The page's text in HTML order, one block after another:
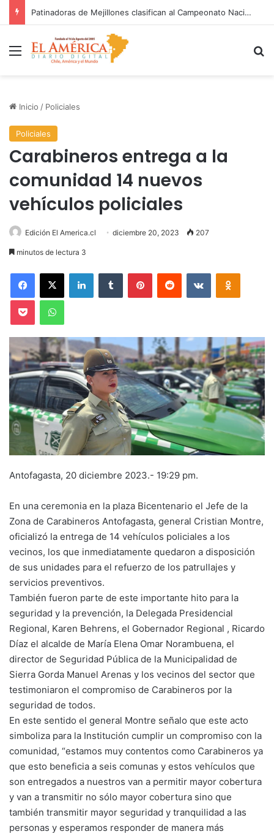
FOSIS garantiza suministro de agua durante cortes de energía a más de 900 vecinos de Antofagasta
Menú
Inicio / Policiales
Policiales
Carabineros entrega a la
comunidad 14 nuevos
vehículos policiales
Edición El America.cl diciembre 20, 2023 207
minutos de lectura 3
Facebook
X LinkedInTumblr PinterestReddit VKontakte
Pocket WhatsApp
Antofagasta, 20 diciembre 2023.- 19:29 pm.
En una ceremonia en la plaza Bicentenario el Jefe de la
Zona de Carabineros Antofagasta, general Cristian Montre,
oficializó la entrega de 14 vehículos policiales a los
vecinos, los que inmediatamente quedaron a disposición
de sus unidades para el refuerzo de los patrullajes y
servicios preventivos.
También fueron parte de este importante hito para la
seguridad y la prevención, la Delegada Presidencial
Regional, Karen Behrens, el Gobernador Regional , Ricardo
Díaz el alcalde de María Elena Omar Norambuena, el
director de Seguridad Pública de la Municipalidad de
Sierra Gorda Manuel Arenas y los vecinos del sector que
testimoniaron el compromiso de Carabineros por la
seguridad de todos.
En este sentido el general Montre señalo que este acto
simboliza para la Institución cumplir un compromiso con la
comunidad, “estamos muy contentos como Carabineros ya
que esto beneficia a seis comunas y estos vehículos que
son entregados a nuestros van a permitir mayor cobertura
y van a transmitir no sólo mayor cobertura sino que
también transmitir mayor seguridad y tranquilidad a las
personas y esperamos responder de manera más